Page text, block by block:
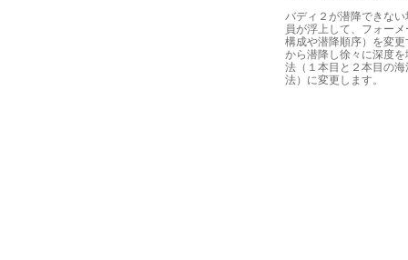
バディ２が潜降できな
員が浮上して、フォー
構成や潜降順序）を変
から潜降し徐々に深度
法（１本目と２本目の
法）に変更します。